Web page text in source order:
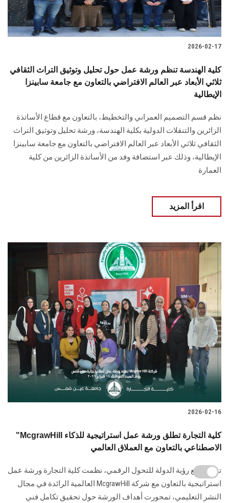
2026-02-17
كلية الهندسة تنظم ورشة عمل حول تحليل وتوثيق التراث الثقافي
ثلاثي الأبعاد عبر العالم الافتراضي بالتعاون مع جامعة سابينزا
الإيطالية
نظم قسم التصميم العمراني والتخطيط، بالتعاون مع قطاع الأساتذة
الزائرين والتنقلات الدولية بكلية الهندسة، ورشة تحليل وتوثيق التراث
الثقافي ثلاثي الأبعاد عبر العالم الافتراضي بالتعاون مع جامعة سابينزا
الإيطالية، وذلك عبر استضافة وفد من الأساتذة الزائرين من كلية
العمارة
اقرأ المزيد
2026-02-16
"McgrawHill كلية التجارة تطلق ورشة عمل استراتيجية للذكاء
الاصطناعي بالتعاون مع العملاق العالمي
تماشيا مع رؤية الدولة للتحول الرقمي، نظمت كلية التجارة ورشة عمل
استراتيجية بالتعاون مع شركة McgrawHill العالمية الرائدة في مجال
النشر التعليمي، تمحورت أهداف الورشة حول تحقيق تكامل فني